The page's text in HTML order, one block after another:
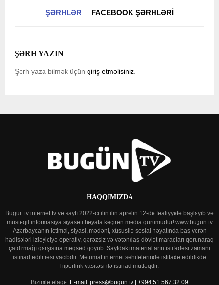
ŞƏRHLƏR FACEBOOK ŞƏRHLƏRI
ŞƏRH YAZIN
Şərh yaza bilmək üçün giriş etməlisiniz
HAQQIMIZDA
Bugun.tv internet tv və saytı 2022-ci ilin ilin aprelin 12-də fəaliyyətə başlayıb və
müstəqil informasiya siyasəti həyata keçirən media qurumudur! www.bugun.tv
Azərbaycanın ictimai, siyasi, mədəni, xüsusilə sosial həyatında baş verən
hadisələri izləyiciyə operativ, qərəzsiz və vətəndaş-dövlət maraqları qorunaraq
çatdırmağı qarşısına məqsəd qoyub. Saytdakı materialların istifadəsi zamanı
istinad edilməsi vacibdir. Məlumat internet səhifələrində istifadə edildikdə
hiperlink vasitəsi ilə istinad mütləqdir.
Bizimlə əlaqə: E-mail: press@bugun.tv | +994 51 567 32 09